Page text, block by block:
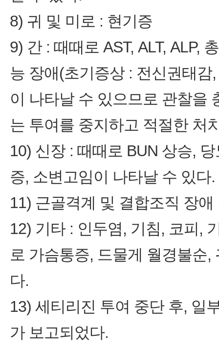
8) 귀 및 미로 : 현기증
9) 간 : 때때로 AST, ALT, ALP,
능 장애(초기증상 : 전신권태
이 나타날 수 있으므로 관찰을
는 투여를 중지하고 적절한 처
10) 신장 : 때때로 BUN 상승,
증, 소변고임이 나타날 수 있다.
11) 근골격계 및 결합조직 장
12) 기타 : 인두염, 기침, 코피,
로 가슴통증, 드물게 월경불순
다.
13) 세티리진 투여 중단 후, 일
가 보고되었다.